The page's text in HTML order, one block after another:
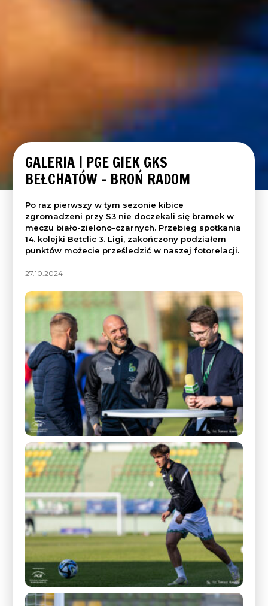
GALERIA | PGE GIEK GKS
BEŁCHATÓW – BROŃ RADOM
Po raz pierwszy w tym sezonie kibice
zgromadzeni przy S3 nie doczekali się bramek w
meczu biało-zielono-czarnych. Przebieg spotkania
14. kolejki Betclic 3. Ligi, zakończony podziałem
punktów możecie prześledzić w naszej fotorelacji.
27.10.2024